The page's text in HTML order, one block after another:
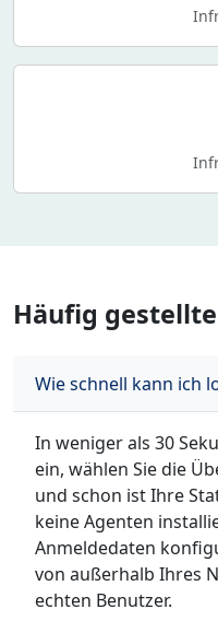
Häufig
Wie schnell kann ich
In weniger als 30
ein, wählen Sie die
und schon ist Ihre
keine Agenten
Anmeldedaten
von außerhalb Ihres
echten Benutzer.